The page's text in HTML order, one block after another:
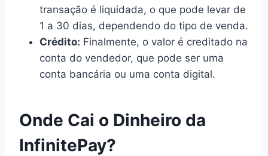
transação é liquidada, o que pode levar de
1 a 30 dias, dependendo do tipo de venda.
Crédito: Finalmente, o valor é creditado na
conta do vendedor, que pode ser uma
conta bancária ou uma conta digital.
Onde Cai o Dinheiro da
InfinitePay?